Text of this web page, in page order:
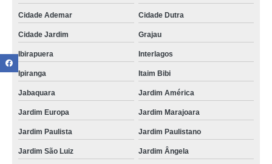
Cidade Ademar Cidade Dutra
Cidade Jardim Grajau
Ibirapuera Interlagos
Ipiranga Itaim Bibi
Jabaquara Jardim América
Jardim Europa Jardim Marajoara
Jardim Paulista Jardim Paulistano
Jardim São Luiz Jardim Ângela